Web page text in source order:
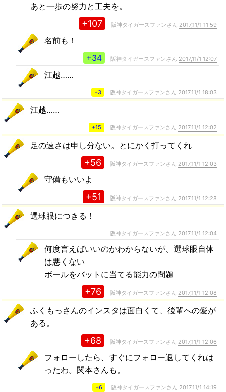
あと一歩の努力と工夫を。
+107 阪神タイガースファンさん 2017,11/1 11:59
名前も！
+34
阪神タイガースファンさん 2017,11/1 12:07
江越……
+3 阪神タイガースファンさん 2017,11/1 18:03
江越……
+15 阪神タイガースファンさん 2017,11/1 12:02
足の速さは申し分ない。とにかく打ってくれ
+56 阪神タイガースファンさん 2017,11/1 12:03
守備もいいよ
+51 阪神タイガースファンさん 2017,11/1 12:28
選球眼につきる！
阪神タイガースファンさん 2017,11/1 12:04
何度言えばいいのかわからないが、選球眼自体
は悪くない
ボールをバットに当てる能力の問題
+76 阪神タイガースファンさん 2017,11/1 12:08
ふくもっさんのインスタは面白くて、後輩への愛が
ある。
+68 阪神タイガースファンさん 2017,11/1 12:06
フォローしたら、すぐにフォロー返してくれは
ったわ。関本さんも。
+6 阪神タイガースファンさん 2017,11/1 14:19